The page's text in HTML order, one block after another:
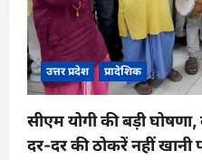
उत्तर प्रदेश प्रादेशिक
सीएम योगी की बड़ी
दर-दर की ठोकरें नहीं खानी